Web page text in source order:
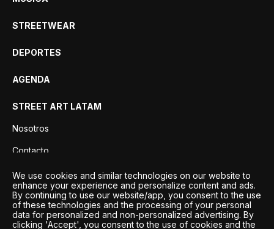
STREETWEAR
DEPORTES
AGENDA
STREET ART LATAM
Nosotros
Contacto
Privacidad
We use cookies and similar technologies on our website to
enhance your experience and personalize content and ads.
By continuing to use our website/app, you consent to the use
of these technologies and the processing of your personal
data for personalized and non-personalized advertising. By
clicking 'Accept', you consent to the use of cookies and the